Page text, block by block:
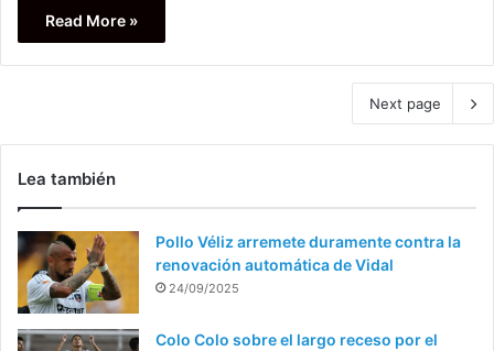
Read More »
Next page
Lea también
Pollo Véliz arremete duramente contra la
renovación automática de Vidal
24/09/2025
Colo Colo sobre el largo receso por el